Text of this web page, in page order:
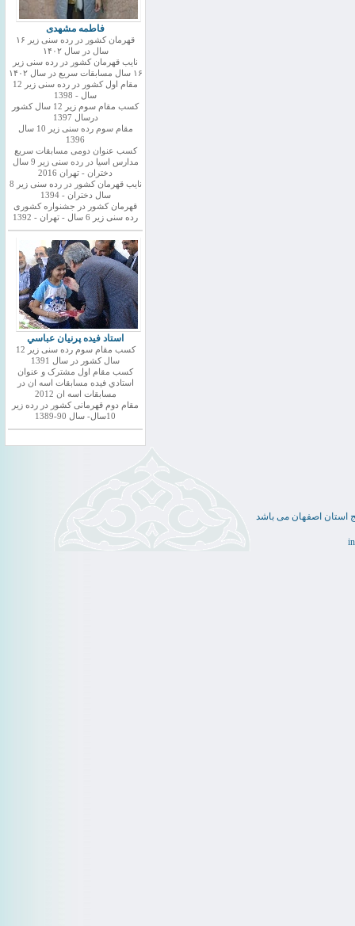
فاطمه مشهدی
قهرمان کشور در رده سنی زیر ۱۶
سال در سال ۱۴۰۲
نایب قهرمان کشور در رده سنی زیر
۱۶ سال مسابقات سریع در سال ۱۴۰۲
مقام اول کشور در رده سنی زیر 12
سال - 1398
کسب مقام سوم زیر 12 سال کشور
درسال 1397
مقام سوم رده سنی زیر 10 سال
1396
کسب عنوان دومی مسابقات سریع
مدارس اسیا در رده سنی زیر 9 سال
دختران - تهران 2016
نایب قهرمان کشور در رده سنی زیر 8
سال دختران - 1394
قهرمان کشور در جشنواره کشوری
رده سنی زیر 6 سال - تهران - 1392
استاد فيده پرنيان عباسي
کسب مقام سوم رده سنی زیر 12
سال کشور در سال 1391
کسب مقام اول مشترک و عنوان
استادي فيده مسابقات اسه ان در
مسابقات اسه ان 2012
مقام دوم قهرمانی کشور در رده زیر
10سال- سال 90-1389
استان اصفهان می باشد